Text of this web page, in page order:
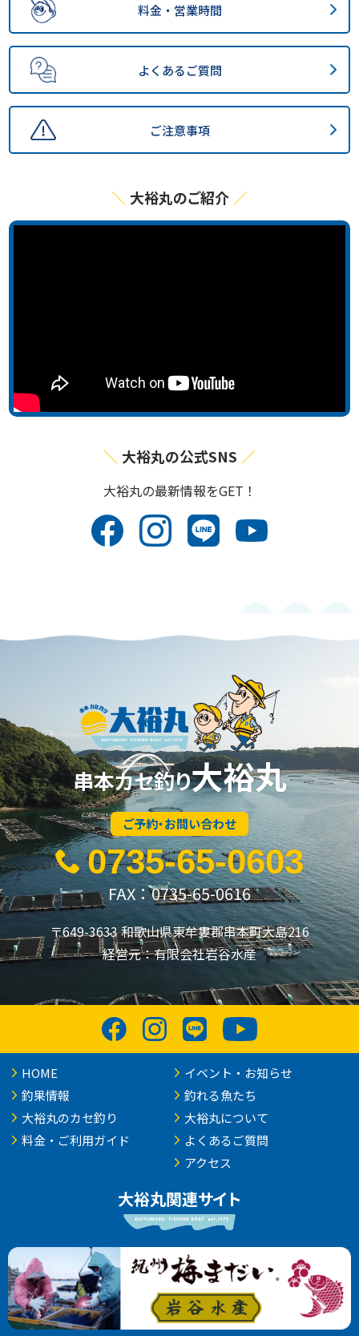
料金・営業時間
よくあるご質問
ご注意事項
大裕丸のご紹介
大裕丸の公式SNS
⼤裕丸の最新情報をGET！
串本カセ釣り大裕丸
ご予約・お問い合わせ
0735-65-0603
FAX：0735-65-0616
〒649-3633 和歌山県東牟婁郡串本町大島216
経営元：有限会社岩谷水産
大裕丸関連サイト
HOME
釣果情報
大裕丸のカセ釣り
料金・ご利用ガイド
イベント・お知らせ
釣れる魚たち
大裕丸について
よくあるご質問
アクセス